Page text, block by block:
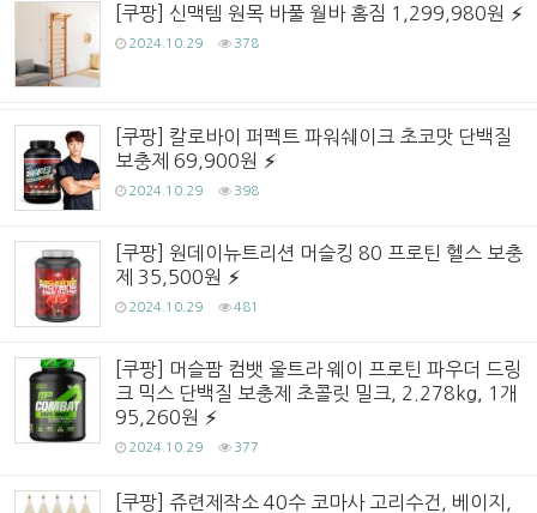
[쿠팡] 신맥템 원목 바풀 월바 홈짐 1,299,980원
2024.10.29 378
[쿠팡] 칼로바이 퍼펙트 파워쉐이크 초코맛 단백질
보충제 69,900원
2024.10.29 398
[쿠팡] 원데이뉴트리션 머슬킹 80 프로틴 헬스 보충
제 35,500원
2024.10.29 481
[쿠팡] 머슬팜 컴뱃 울트라 웨이 프로틴 파우더 드링
크 믹스 단백질 보충제 초콜릿 밀크, 2.278kg, 1개
95,260원
2024.10.29 377
[쿠팡] 쥬련제작소 40수 코마사 고리수건, 베이지,